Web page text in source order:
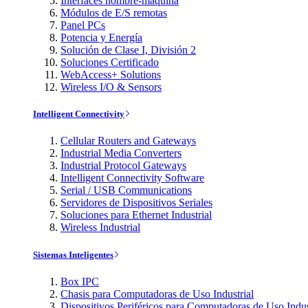
Módulos de E/S remotas
Panel PCs
Potencia y Energía
Solución de Clase I, División 2
Soluciones Certificado
WebAccess+ Solutions
Wireless I/O & Sensors
Intelligent Connectivity
Cellular Routers and Gateways
Industrial Media Converters
Industrial Protocol Gateways
Intelligent Connectivity Software
Serial / USB Communications
Servidores de Dispositivos Seriales
Soluciones para Ethernet Industrial
Wireless Industrial
Sistemas Inteligentes
Box IPC
Chasis para Computadoras de Uso Industrial